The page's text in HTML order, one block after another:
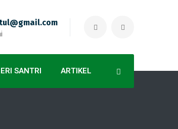
SANTRI ARTIKEL